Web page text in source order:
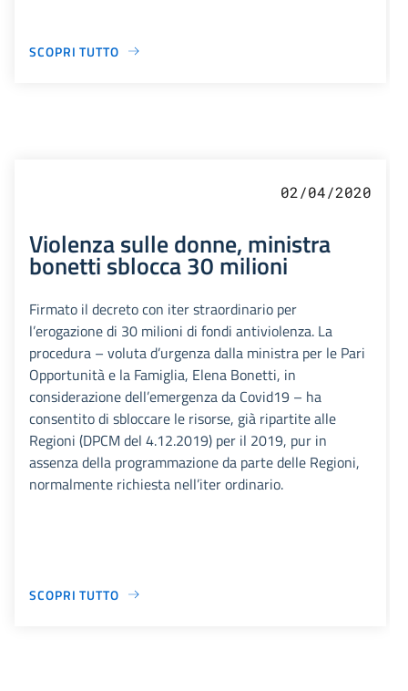
SCOPRI TUTTO
02/04/2020
Violenza sulle donne, ministra
bonetti sblocca 30 milioni
Firmato il decreto con iter straordinario per
l’erogazione di 30 milioni di fondi antiviolenza. La
procedura – voluta d’urgenza dalla ministra per le Pari
Opportunità e la Famiglia, Elena Bonetti, in
considerazione dell’emergenza da Covid19 – ha
consentito di sbloccare le risorse, già ripartite alle
Regioni (DPCM del 4.12.2019) per il 2019, pur in
assenza della programmazione da parte delle Regioni,
normalmente richiesta nell’iter ordinario.
SCOPRI TUTTO